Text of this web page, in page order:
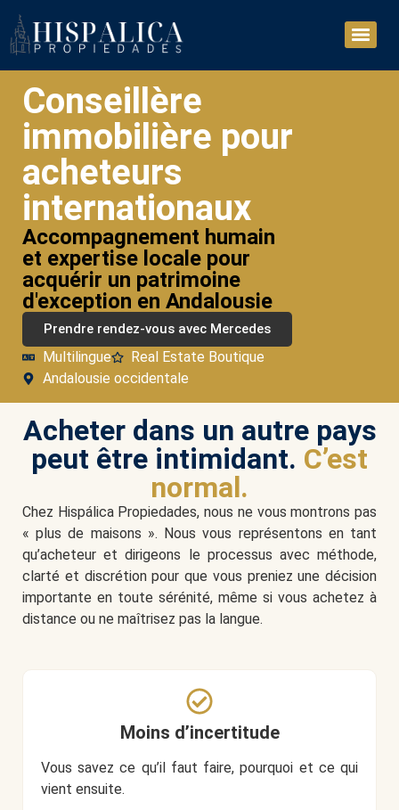
Conseillère
immobilière pour
acheteurs
internationaux
Accompagnement humain
et expertise locale pour
acquérir un patrimoine
d'exception en Andalousie
Prendre rendez-vous avec Mercedes
Multilingue
Real Estate Boutique
Andalousie occidentale
Acheter dans un autre pays
peut être intimidant. C’est
normal.
Chez Hispálica Propiedades, nous ne vous montrons pas
« plus de maisons ». Nous vous représentons en tant
qu’acheteur et dirigeons le processus avec méthode,
clarté et discrétion pour que vous preniez une décision
importante en toute sérénité, même si vous achetez à
distance ou ne maîtrisez pas la langue.
Moins d’incertitude
Vous savez ce qu’il faut faire, pourquoi et ce qui
vient ensuite.